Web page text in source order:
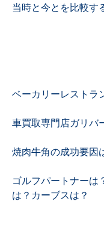
当時と今とを比較す
ベーカリーレストラ
車買取専門店ガリバ
焼肉牛角の成功要因
ゴルフパートナーは
は？カーブスは？